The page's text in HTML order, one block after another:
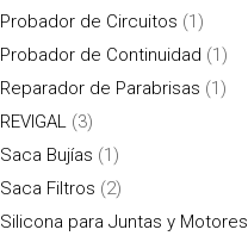
Probador de Circuitos (1)
Probador de Continuidad (1)
Reparador de Parabrisas (1)
REVIGAL (3)
Saca Bujías (1)
Saca Filtros (2)
Silicona para Juntas y Motores